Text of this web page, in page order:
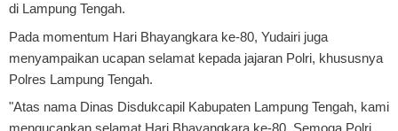
di Lampung Tengah.
Pada momentum Hari Bhayangkara ke-80, Yudairi juga
menyampaikan ucapan selamat kepada jajaran Polri, khususnya
Polres Lampung Tengah.
"Atas nama Dinas Disdukcapil Kabupaten Lampung Tengah, kami